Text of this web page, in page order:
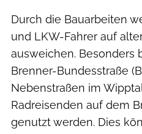
Durch die Bauarbeiten
und LKW-Fahrer auf
ausweichen. Besonders
Brenner-Bundesstraße
Nebenstraßen im
Radreisenden auf dem
genutzt werden. Dies